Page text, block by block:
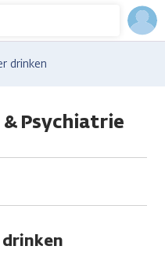
drinken
Psychiatrie